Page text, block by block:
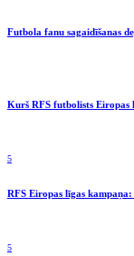
Futbola fanu sagaidīšanas
Kurš RFS futbolists
5
RFS Eiropas līgas
5